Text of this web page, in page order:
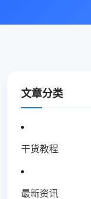
文章分类
干货教程
最新资讯